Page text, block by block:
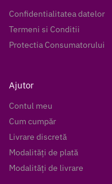
Confidentialitatea datelor
Termeni si Conditii
Protectia Consumatorului
Ajutor
Contul meu
Cum cumpăr
Livrare discretă
Modalități de plată
Modalități de livrare